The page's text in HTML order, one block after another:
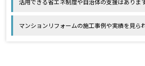
マンションリフォームの施工事例や実績を見ら